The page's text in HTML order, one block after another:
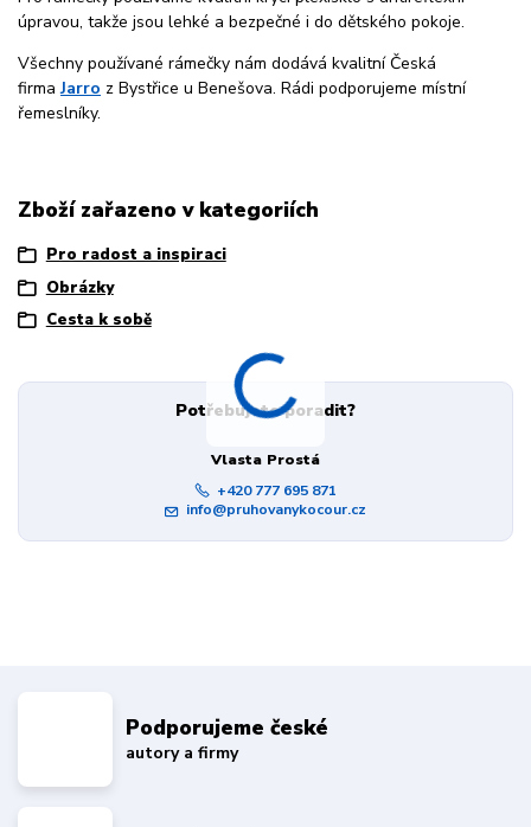
úpravou, takže jsou lehké a bezpečné i do dětského pokoje.
Všechny používané rámečky nám dodává kvalitní Česká
firmaJarro z Bystřice u Benešova. Rádi podporujeme místní
řemeslníky.
Zboží zařazeno v kategoriích
Pro radost a inspiraci
Obrázky
Cesta k sobě
Potřebujete poradit?
Vlasta Prostá
+420 777 695 871
info@pruhovanykocour.cz
Podporujeme české
autory a firmy